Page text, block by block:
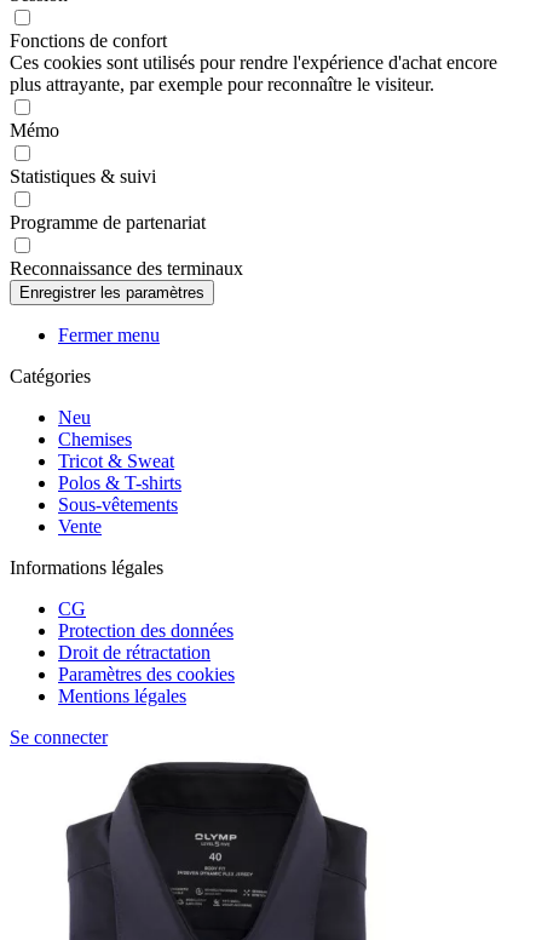
Fonctions de confort
Ces cookies sont utilisés pour rendre l'expérience d'achat encore
plus attrayante, par exemple pour reconnaître le visiteur.
Mémo
Statistiques & suivi
Programme de partenariat
Reconnaissance des terminaux
Fermer menu
Catégories
Neu
Chemises
Tricot & Sweat
Polos & T-shirts
Sous-vêtements
Vente
Informations légales
CG
Protection des données
Droit de rétractation
Paramètres des cookies
Mentions légales
Se connecter